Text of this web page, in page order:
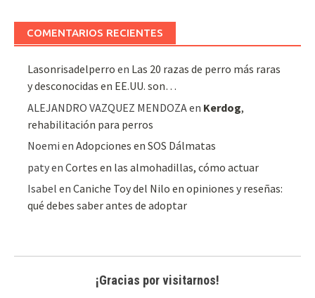
artículos
COMENTARIOS RECIENTES
Lasonrisadelperro en Las 20 razas de perro más raras
y desconocidas en EE.UU. son…
ALEJANDRO VAZQUEZ MENDOZAen Kerdog,
rehabilitación para perros
Noemi enAdopciones en SOS Dálmatas
patyenCortes en las almohadillas, cómo actuar
Isabel enCaniche Toy del Nilo en opiniones y reseñas:
qué debes saber antes de adoptar
¡Gracias por visitarnos!